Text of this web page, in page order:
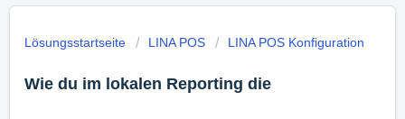
Lösungsstartseite LINA POS LINA POS Konfiguration
Wie du im lokalen Reporting die